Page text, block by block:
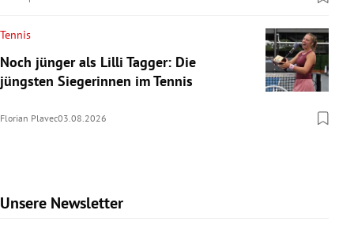
Tennis
Noch jünger als Lilli Tagger: Die
jüngsten Siegerinnen im Tennis
Florian Plavec03.08.2026
Unsere Newsletter
Slide 1 von 9